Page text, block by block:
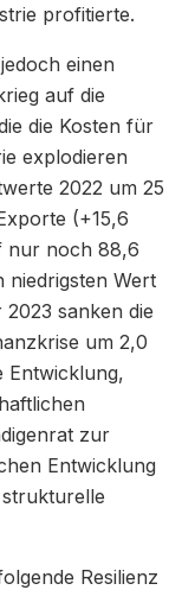
profitierte.
einen
auf die
die Kosten für
explodieren
2022 um 25
(+15,6
nur noch 88,6
niedrigsten Wert
sanken die
um 2,0
Entwicklung,
zur
Entwicklung
Resilienz